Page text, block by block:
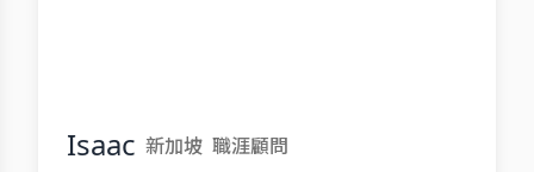
Isaac 新加坡 職涯顧問